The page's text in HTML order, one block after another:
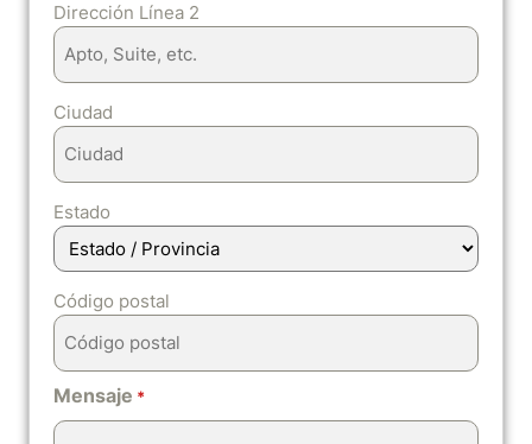
Dirección Línea 2
Ciudad
Estado
Código postal
Mensaje *